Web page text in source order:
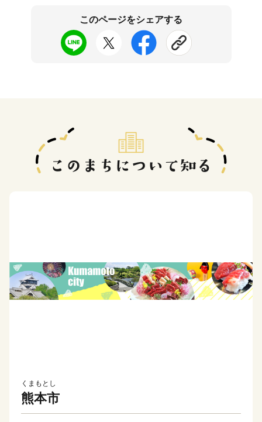
このページをシェアする
くまもとし
熊本市